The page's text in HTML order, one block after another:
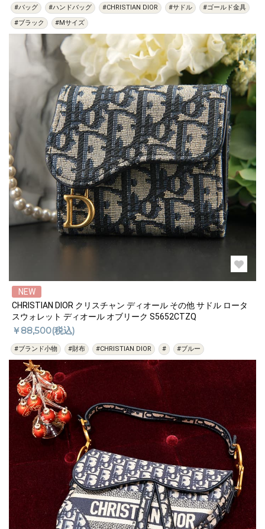
過去の特集をすべて見る>>
#バッグ #ハンドバッグ #CHRISTIAN DIOR #サドル
#ゴールド金具
#ブラック
#Mサイズ
NEW
CHRISTIAN DIOR クリスチャン ディオール その他 サドル ロータ
スウォレット ディオール オブリーク S5652CTZQ
￥88,500(税込)
#ブランド小物 #財布 #CHRISTIAN DIOR # #ブルー